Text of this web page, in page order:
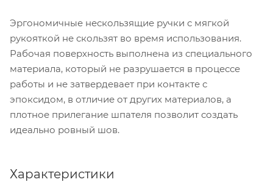
Эргономичные нескользящие ручки с мягкой
рукояткой не скользят во время использования.
Рабочая поверхность выполнена из специального
материала, который не разрушается в процессе
работы и не затвердевает при контакте с
эпоксидом, в отличие от других материалов, а
плотное прилегание шпателя позволит создать
идеально ровный шов.
Характеристики